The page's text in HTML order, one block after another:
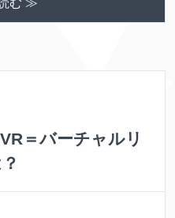
む ≫
＝バーチャルリ
？